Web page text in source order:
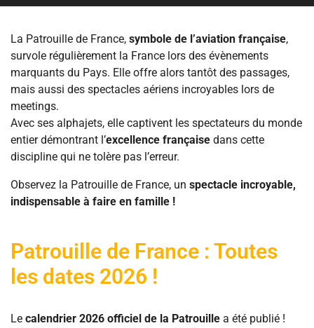
La Patrouille de France, symbole de l’aviation française,
survole régulièrement la France lors des évènements
marquants du Pays. Elle offre alors tantôt des passages,
mais aussi des spectacles aériens incroyables lors de
meetings.
Avec ses alphajets, elle captivent les spectateurs du monde
entier démontrant l’excellence française dans cette
discipline qui ne tolère pas l’erreur.
Observez la Patrouille de France, un spectacle incroyable,
indispensable à faire en famille !
Patrouille de France : Toutes
les dates 2026 !
Le calendrier 2026 officiel de la Patrouille a été publié !